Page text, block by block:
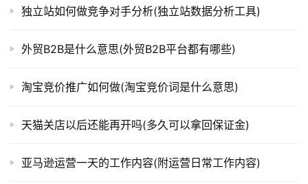
独立站如何做竞争对手分析(独立站数据分析工具)
外贸B2B是什么意思(外贸B2B平台都有哪些)
淘宝竞价推广如何做(淘宝竞价词是什么意思)
天猫关店以后还能再开吗(多久可以拿回保证金)
亚马逊运营一天的工作内容(附运营日常工作内容)